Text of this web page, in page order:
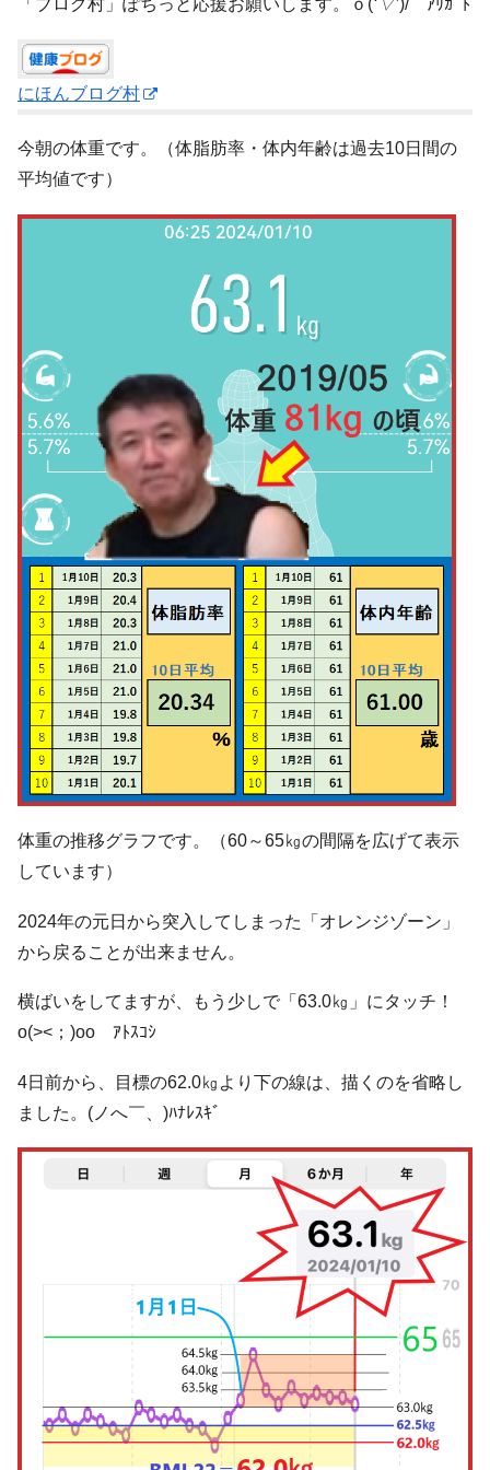
「ブログ村」ぽちっと応援お願いします。ｏ(‘▽’)/ ｱﾘｶﾞﾄ
にほんブログ村
今朝の体重です。（体脂肪率・体内年齢は過去10日間の
平均値です）
体重の推移グラフです。（60～65㎏の間隔を広げて表示
しています）
2024年の元日から突入してしまった「オレンジゾーン」
から戻ることが出来ません。
横ばいをしてますが、もう少しで「63.0㎏」にタッチ！
o(><；)oo ｱﾄｽｺｼ
4日前から、目標の62.0㎏より下の線は、描くのを省略し
ました。(ノへ￣、)ﾊﾅﾚｽｷﾞ